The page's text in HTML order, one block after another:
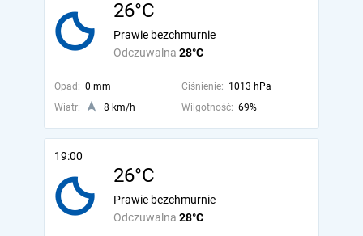
26°C
Odczuwalna 28°C
Prawie bezchmurnie
Opad: 0 mm Ciśnienie: 1013 hPa
Wiatr:
8 km/h Wilgotność: 69%
19:00
26°C
Odczuwalna 28°C
Prawie bezchmurnie